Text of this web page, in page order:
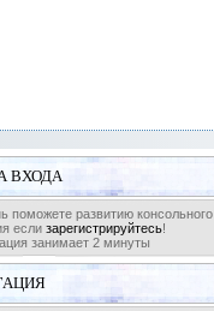
ВХОДА
поможете развитию консольного
если зарегистрируйтесь!
занимает 2 минуты